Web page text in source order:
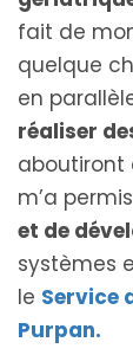
fait de
quelque
en
réaliser
aboutiront
m’a
et de
systèmes
le Service
Purpan.